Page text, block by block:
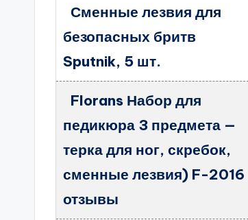
Сменные лезвия для
безопасных бритв
Sputnik, 5 шт.
Florans Набор для
педикюра 3 предмета —
терка для ног, скребок,
сменные лезвия) F-2016
отзывы